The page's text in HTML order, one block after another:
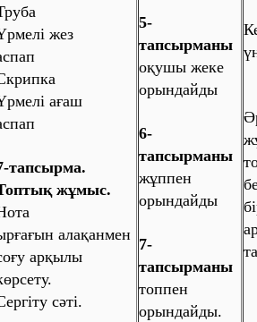
жез
ағаш
тапсырма.
жұмыс.
алақанмен
арқылы
сәті.
5-
тапсырманы
оқушы жеке
орындайды
6-
тапсырманы
жұппен
орындайды
7-
тапсырманы
топпен
орындайды.